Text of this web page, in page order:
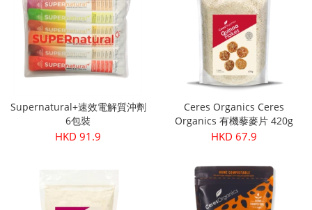
Supernatural+速效電解質沖劑
6包裝
HKD 91.9
Ceres Organics Ceres
Organics 有機藜麥片 420g
HKD 67.9